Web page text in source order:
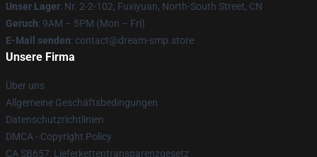
Unser Lager: Nr. 2-2-102, Fuxiyuan, North-South Street, CN
Geruch: 9AM – 5PM (Mon – Fri)
E-Mail senden: contact@dream-smp.store
Unsere Firma
Über uns
Allgemeine Geschäftsbedingungen
Datenschutzrichtlinien
DMCA - Copyright Policy
CA SB657: Lieferkettentransparenzgesetz